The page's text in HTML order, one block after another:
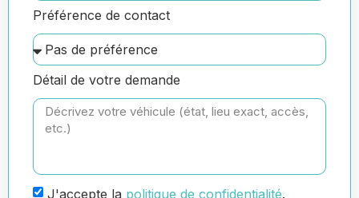
Préférence de contact
Détail de votre demande
J'accepte la politique de confidentialité.